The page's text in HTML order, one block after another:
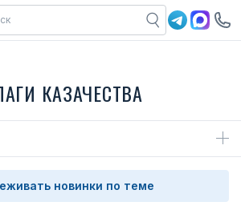
КАЗАЧЕСТВА
новинки по теме